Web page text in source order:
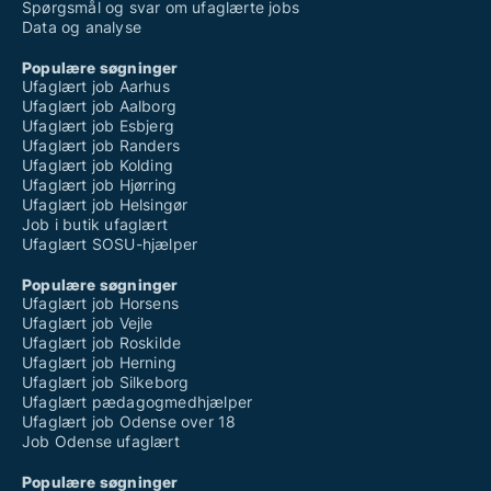
Spørgsmål og svar om ufaglærte jobs
Data og analyse
Populære søgninger
Ufaglært job Aarhus
Ufaglært job Aalborg
Ufaglært job Esbjerg
Ufaglært job Randers
Ufaglært job Kolding
Ufaglært job Hjørring
Ufaglært job Helsingør
Job i butik ufaglært
Ufaglært SOSU-hjælper
Populære søgninger
Ufaglært job Horsens
Ufaglært job Vejle
Ufaglært job Roskilde
Ufaglært job Herning
Ufaglært job Silkeborg
Ufaglært pædagogmedhjælper
Ufaglært job Odense over 18
Job Odense ufaglært
Populære søgninger